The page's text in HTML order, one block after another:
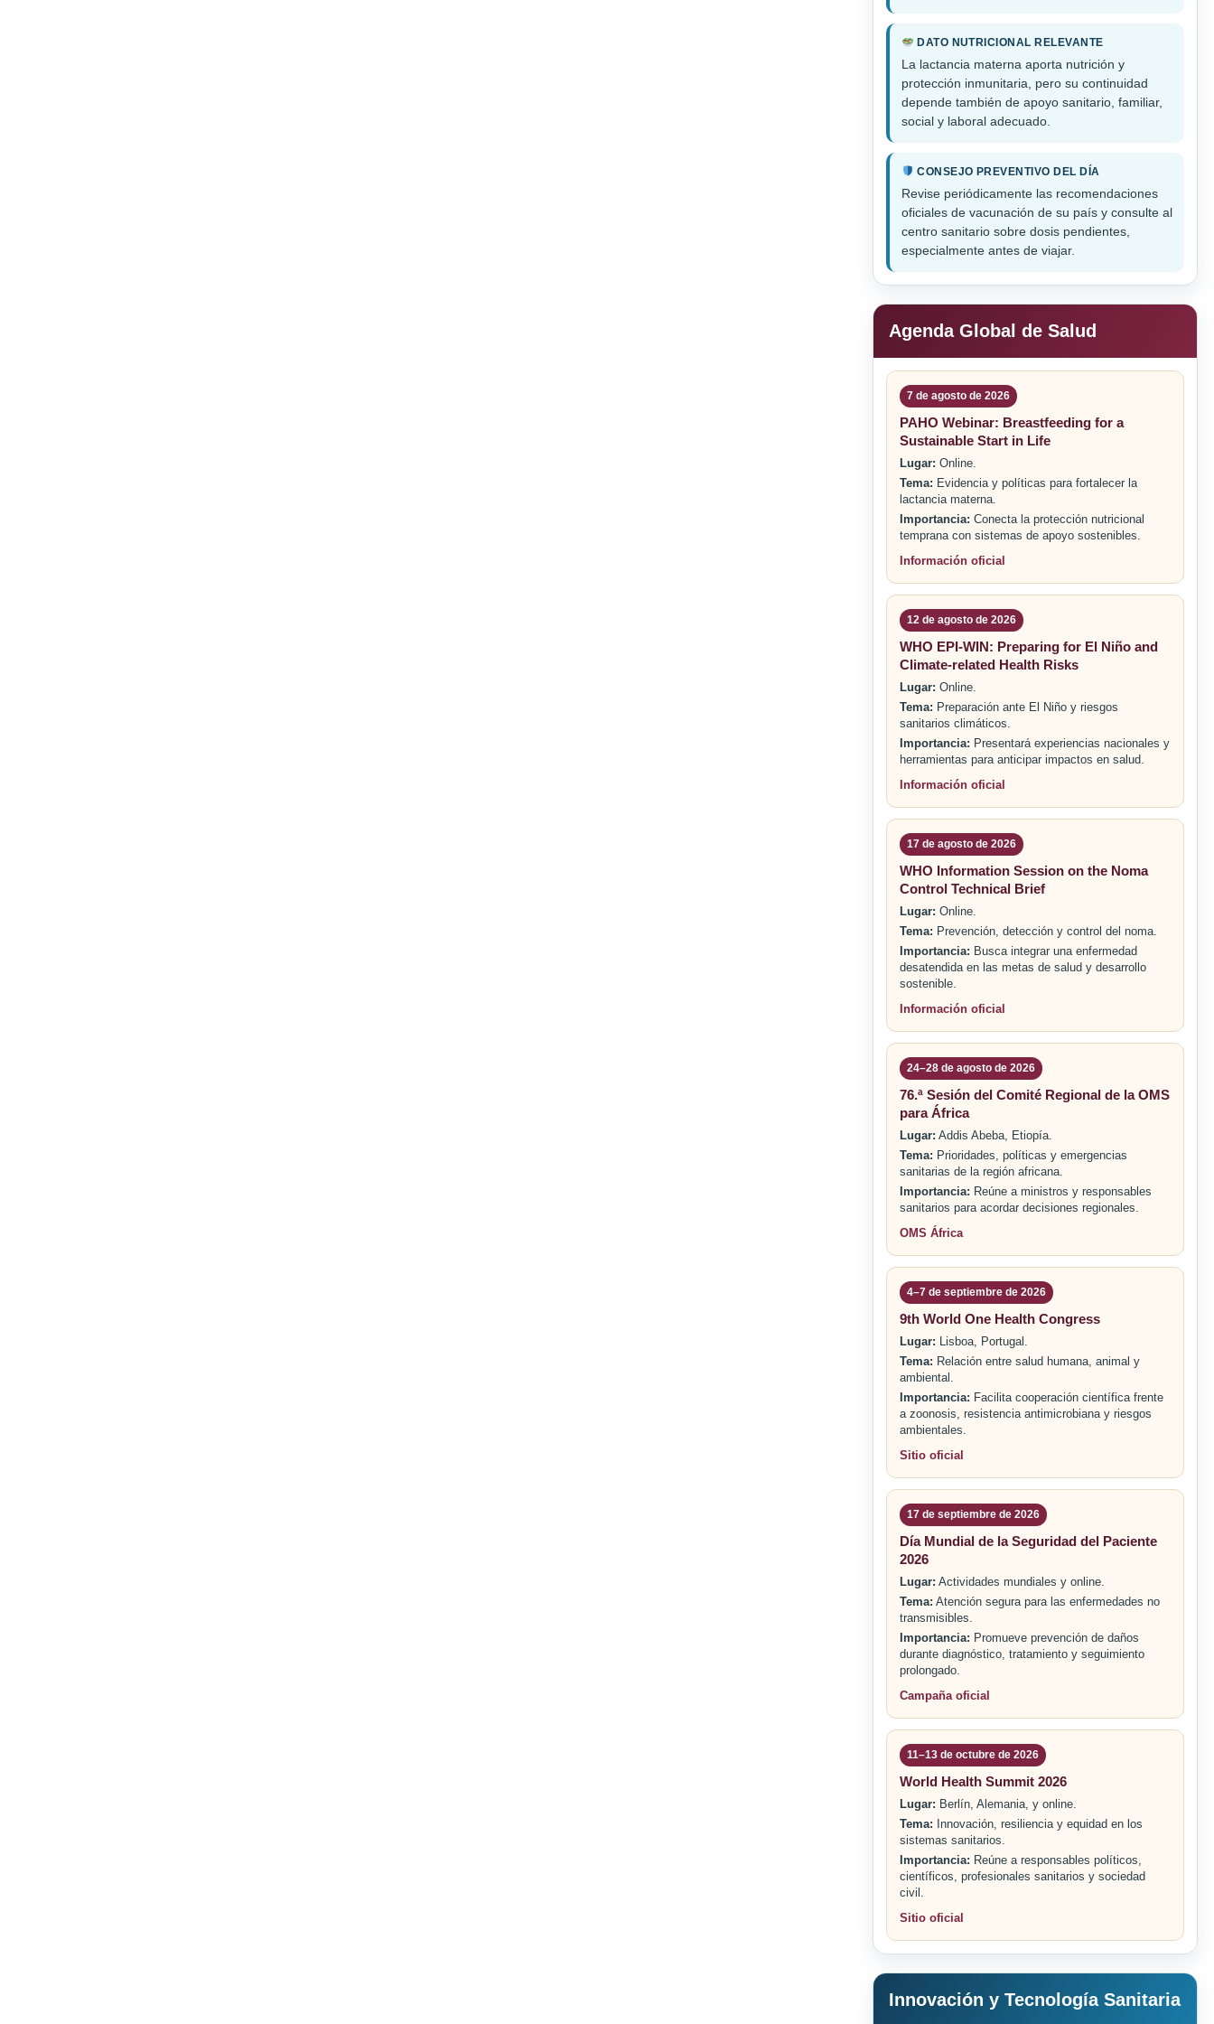
DATO NUTRICIONAL RELEVANTE
La lactancia materna aporta nutrición y
protección inmunitaria, pero su continuidad
depende también de apoyo sanitario, familiar,
social y laboral adecuado.
CONSEJO PREVENTIVO DEL DÍA
Revise periódicamente las recomendaciones
oficiales de vacunación de su país y consulte al
centro sanitario sobre dosis pendientes,
especialmente antes de viajar.
Agenda Global de Salud
7 de agosto de 2026
PAHO Webinar: Breastfeeding for a
Sustainable Start in Life
Lugar: Online.
Tema: Evidencia y políticas para fortalecer la
lactancia materna.
Importancia: Conecta la protección nutricional
temprana con sistemas de apoyo sostenibles.
Información oficial
12 de agosto de 2026
WHO EPI-WIN: Preparing for El Niño and
Climate-related Health Risks
Lugar: Online.
Tema: Preparación ante El Niño y riesgos
sanitarios climáticos.
Importancia: Presentará experiencias nacionales y
herramientas para anticipar impactos en salud.
Información oficial
17 de agosto de 2026
WHO Information Session on the Noma
Control Technical Brief
Lugar: Online.
Tema: Prevención, detección y control del noma.
Importancia: Busca integrar una enfermedad
desatendida en las metas de salud y desarrollo
sostenible.
Información oficial
24–28 de agosto de 2026
76.ª Sesión del Comité Regional de la OMS
para África
Lugar: Addis Abeba, Etiopía.
Tema: Prioridades, políticas y emergencias
sanitarias de la región africana.
Importancia: Reúne a ministros y responsables
sanitarios para acordar decisiones regionales.
OMS África
4–7 de septiembre de 2026
9th World One Health Congress
Lugar: Lisboa, Portugal.
Tema: Relación entre salud humana, animal y
ambiental.
Importancia: Facilita cooperación científica frente
a zoonosis, resistencia antimicrobiana y riesgos
ambientales.
Sitio oficial
17 de septiembre de 2026
Día Mundial de la Seguridad del Paciente
2026
Lugar: Actividades mundiales y online.
Tema: Atención segura para las enfermedades no
transmisibles.
Importancia: Promueve prevención de daños
durante diagnóstico, tratamiento y seguimiento
prolongado.
Campaña oficial
11–13 de octubre de 2026
World Health Summit 2026
Lugar: Berlín, Alemania, y online.
Tema: Innovación, resiliencia y equidad en los
sistemas sanitarios.
Importancia: Reúne a responsables políticos,
científicos, profesionales sanitarios y sociedad
civil.
Sitio oficial
Innovación y Tecnología Sanitaria